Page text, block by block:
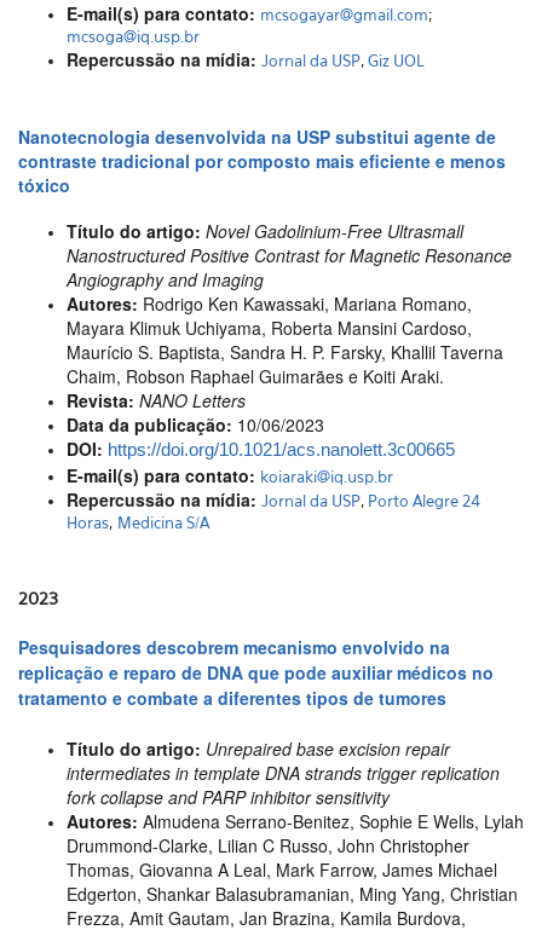
E-mail(s) para contato: mcsogayar@gmail.com;
mcsoga@iq.usp.br
Repercussão na mídia: Jornal da USP,Giz UOL
Nanotecnologia desenvolvida na USP substitui agente de
contraste tradicional por composto mais eficiente e menos
tóxico
Título do artigo: Novel Gadolinium-Free Ultrasmall
Nanostructured Positive Contrast for Magnetic Resonance
Angiography and Imaging
Autores: Rodrigo Ken Kawassaki, Mariana Romano,
Mayara Klimuk Uchiyama, Roberta Mansini Cardoso,
Maurício S. Baptista, Sandra H. P. Farsky, Khallil Taverna
Chaim, Robson Raphael Guimarães e Koiti Araki.
Revista: NANO Letters
Data da publicação: 10/06/2023
DOI: https://doi.org/10.1021/acs.nanolett.3c00665
E-mail(s) para contato: koiaraki@iq.usp.br
Repercussão na mídia: Jornal da USP, Porto Alegre 24
Horas, Medicina S/A
2023
Pesquisadores descobrem mecanismo envolvido na
replicação e reparo de DNA que pode auxiliar médicos no
tratamento e combate a diferentes tipos de tumores
Título do artigo: Unrepaired base excision repair
intermediates in template DNA strands trigger replication
fork collapse and PARP inhibitor sensitivity
Autores: Almudena Serrano-Benitez, Sophie E Wells, Lylah
Drummond-Clarke, Lilian C Russo, John Christopher
Thomas, Giovanna A Leal, Mark Farrow, James Michael
Edgerton, Shankar Balasubramanian, Ming Yang, Christian
Frezza, Amit Gautam, Jan Brazina, Kamila Burdova,